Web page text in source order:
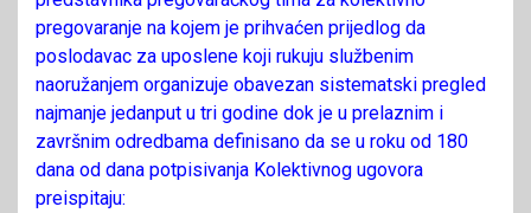
pregovaranje na kojem je prihvaćen prijedlog da
poslodavac za uposlene koji rukuju službenim
naoružanjem organizuje obavezan sistematski pregled
najmanje jedanput u tri godine dok je u prelaznim i
završnim odredbama definisano da se u roku od 180
dana od dana potpisivanja Kolektivnog ugovora
preispitaju: